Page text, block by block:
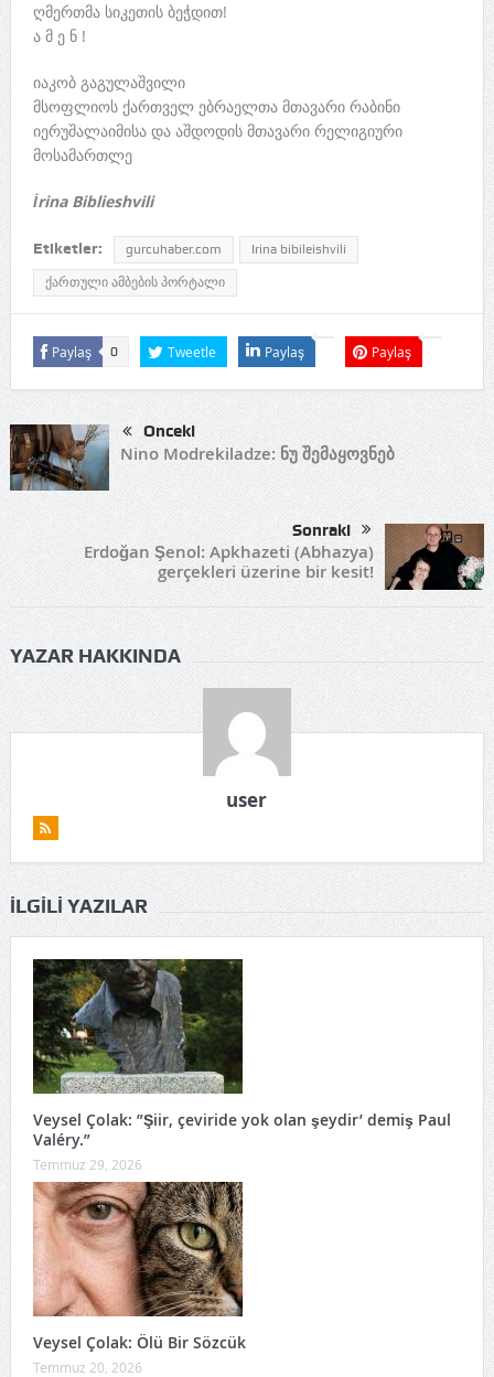
ღმერთმა სიკეთის ბეჭდით!
ა მ ე ნ !
იაკობ გაგულაშვილი
მსოფლიოს ქართველ ებრაელთა მთავარი რაბინი
იერუშალაიმისა და აშდოდის მთავარი რელიგიური
მოსამართლე
İrina Biblieshvili
Etiketler: gurcuhaber.com Irina bibileishvili
ქართული ამბების პორტალი
Paylaş 0 Tweetle Paylaş Paylaş
Önceki
Nino Modrekiladze: ნუ შემაყოვნებ
Sonraki
Erdoğan Şenol: Apkhazeti (Abhazya)
gerçekleri üzerine bir kesit!
YAZAR HAKKINDA
user
İLGILI YAZILAR
Veysel Çolak: ”Şiir, çeviride yok olan şeydir’ demiş Paul
Valéry.”
Temmuz 29, 2026
Veysel Çolak: Ölü Bir Sözcük
Temmuz 20, 2026